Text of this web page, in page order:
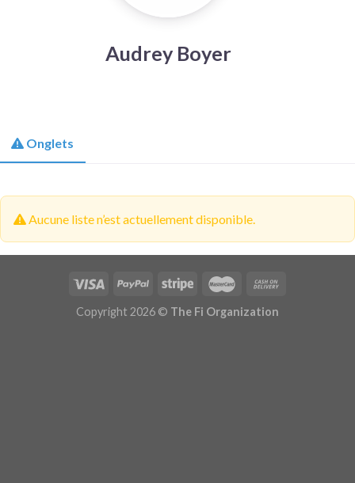
Audrey Boyer
Onglets
Aucune liste n’est actuellement disponible.
Copyright 2026 © The Fi Organization